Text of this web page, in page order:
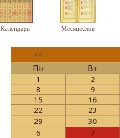
Календарь Месяцеслов
<<
Пн
Вт
1 2
8
9
15
16
22
23
29
30
6
7